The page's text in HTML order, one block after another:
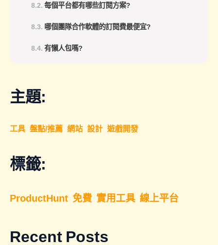
每個平台都有哪些訂閱方案?
哪個團隊合作軟體的訂閱費最便宜?
有懶人包嗎?
主題:
工具 盤點/推薦 網站 設計 遊戲開發
標籤:
ProductHunt 免費 實用工具 線上平台
Recent Posts